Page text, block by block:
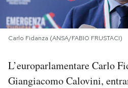
CALENDARIO
Area Personale
Carlo Fidanza (ANSA/FABIO FRUSTACI)
L’europarlamentare Carlo
Giangiacomo Calovini,